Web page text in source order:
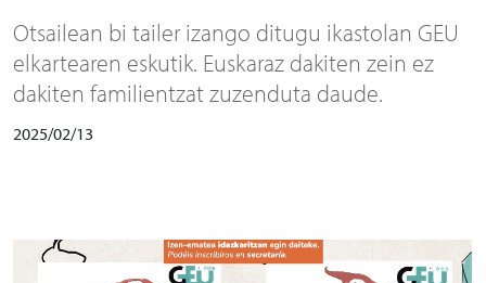
Otsailean bi tailer izango ditugu ikastolan GEU
elkartearen eskutik. Euskaraz dakiten zein ez
dakiten familientzat zuzenduta daude.
2025/02/13
Irudia